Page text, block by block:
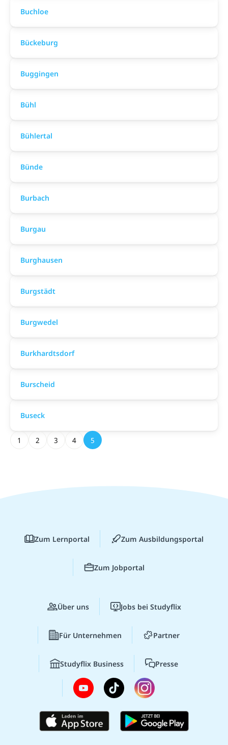
Buchloe
Bückeburg
Buggingen
Bühl
Bühlertal
Bünde
Burbach
Burgau
Burghausen
Burgstädt
Burgwedel
Burkhardtsdorf
Burscheid
Buseck
1 2 3 4 5
Zum Lernportal Zum Ausbildungsportal
Zum Jobportal
Über uns Jobs bei Studyflix
Für Unternehmen Partner
Studyflix Business Presse